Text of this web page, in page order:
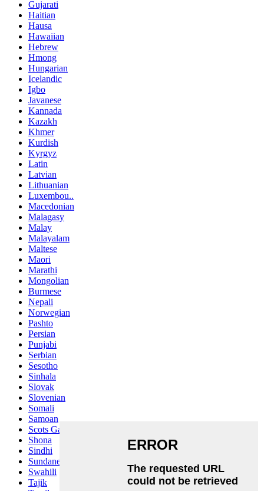
Gujarati
Haitian
Hausa
Hawaiian
Hebrew
Hmong
Hungarian
Icelandic
Igbo
Javanese
Kannada
Kazakh
Khmer
Kurdish
Kyrgyz
Latin
Latvian
Lithuanian
Luxembou..
Macedonian
Malagasy
Malay
Malayalam
Maltese
Maori
Marathi
Mongolian
Burmese
Nepali
Norwegian
Pashto
Persian
Punjabi
Serbian
Sesotho
Sinhala
Slovak
Slovenian
Somali
Samoan
Scots Gaelic
Shona
Sindhi
Sundanese
Swahili
Tajik